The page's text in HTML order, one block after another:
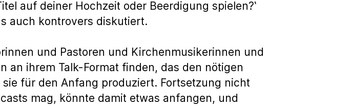
auf deiner Hochzeit oder Beerdigung spielen?‛
auch kontrovers diskutiert.
und Pastoren und Kirchenmusikerinnen und
an ihrem Talk-Format finden, das den nötigen
für den Anfang produziert. Fortsetzung nicht
mag, könnte damit etwas anfangen, und